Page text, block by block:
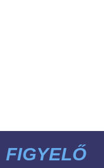
FIGYELŐ